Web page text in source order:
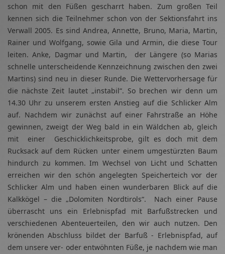
schon mit den Füßen gescharrt haben. Zum großen Teil
kennen sich die Teilnehmer schon von der Sektionsfahrt ins
Verwall 2005. Es sind Andrea, Annette, Bruno, Maria, Martin,
Rainer und Wolfgang, sowie Gila und Armin, die diese Tour
leiten. Anke, Dagmar und Martin, der Längere (so Marias
schnelle unterscheidende Kennzeichnung zwischen den zwei
Martins) sind neu in dieser Runde. Die Wettervorhersage für
die nächste Zeit lautet „instabil“. So brechen wir denn um
14.30 Uhr zu unserem ersten Anstieg auf die Schlicker Alm
auf. Nachdem wir zunächst auf einer Fahrstraße an Höhe
gewinnen, zweigt der Weg bald in ein Wäldchen ab, gleich
mit einer Geschicklichkeitsprobe, gilt es doch mit dem
Rucksack auf dem Rücken unter einem umgestürzten Baum
hindurch zu kommen. Im Wechsel von Licht und Schatten
erreichen wir den schön angelegten Speicherteich vor der
Schlicker Alm und haben einen wunderbaren Blick auf die
Kalkkögel – die „Dolomiten Nordtirols“. Nach einer Pause
überrascht uns ein Erlebnispfad mit Barfußstrecken und
verschiedenen Abenteuerteilen, den wir auch nutzen. Den
krönenden Abschluss bildet der Barfuß - Erlebnispfad, auf
dem unsere ver- oder entwöhnten Füße, je nachdem wie man